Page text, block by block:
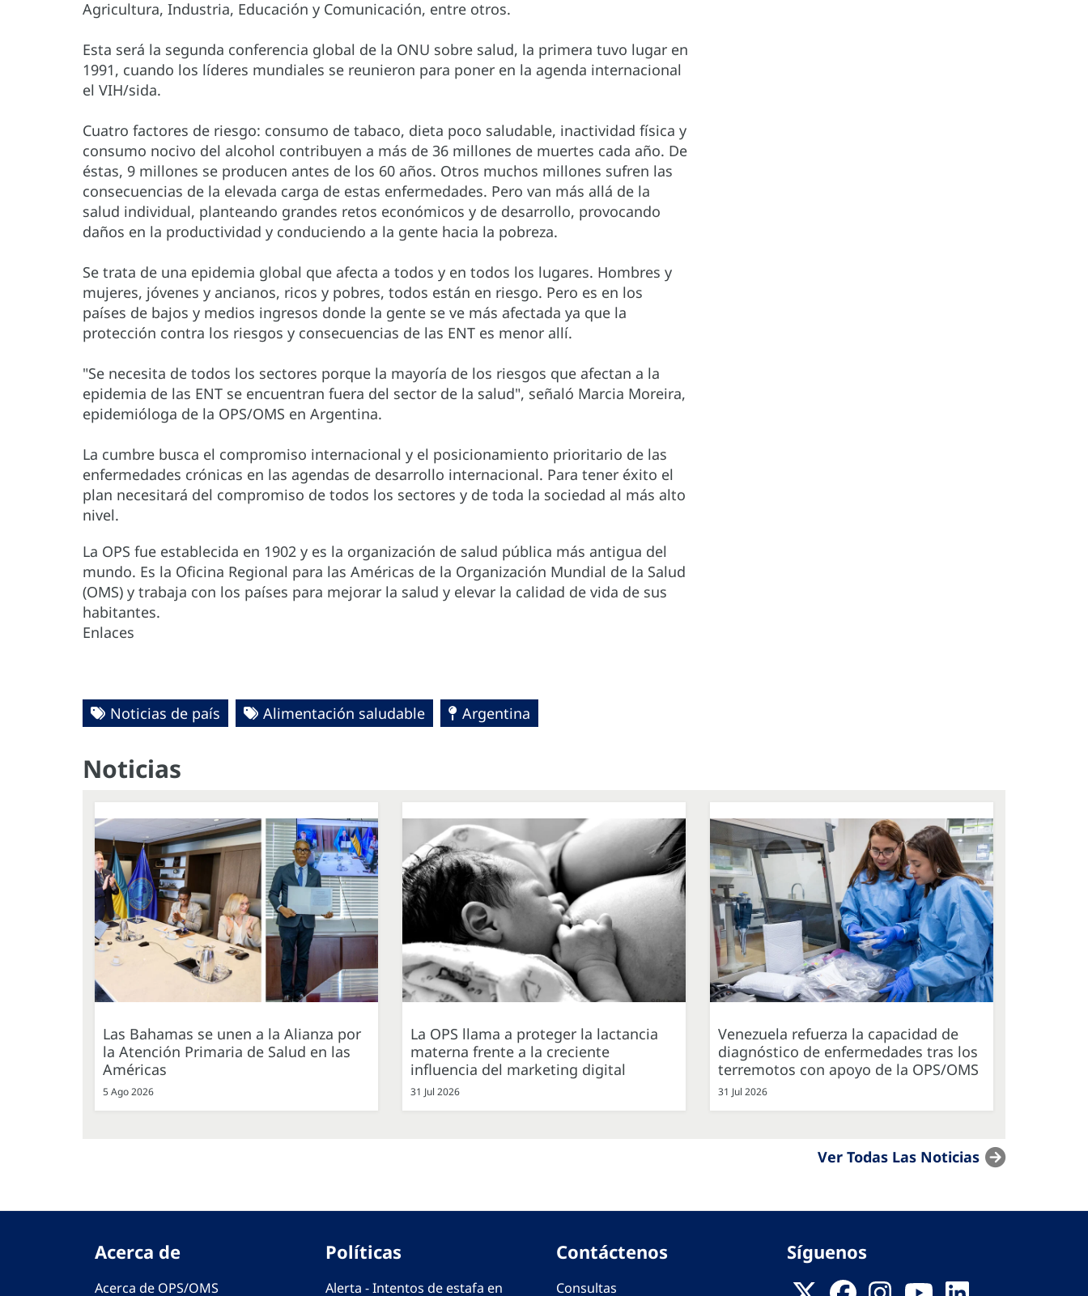
Agricultura, Industria, Educación y Comunicación, entre otros.
Esta será la segunda conferencia global de la ONU sobre salud, la primera tuvo lugar en
1991, cuando los líderes mundiales se reunieron para poner en la agenda internacional
el VIH/sida.
Cuatro factores de riesgo: consumo de tabaco, dieta poco saludable, inactividad física y
consumo nocivo del alcohol contribuyen a más de 36 millones de muertes cada año. De
éstas, 9 millones se producen antes de los 60 años. Otros muchos millones sufren las
consecuencias de la elevada carga de estas enfermedades. Pero van más allá de la
salud individual, planteando grandes retos económicos y de desarrollo, provocando
daños en la productividad y conduciendo a la gente hacia la pobreza.
Se trata de una epidemia global que afecta a todos y en todos los lugares. Hombres y
mujeres, jóvenes y ancianos, ricos y pobres, todos están en riesgo. Pero es en los
países de bajos y medios ingresos donde la gente se ve más afectada ya que la
protección contra los riesgos y consecuencias de las ENT es menor allí.
"Se necesita de todos los sectores porque la mayoría de los riesgos que afectan a la
epidemia de las ENT se encuentran fuera del sector de la salud", señaló Marcia Moreira,
epidemióloga de la OPS/OMS en Argentina.
La cumbre busca el compromiso internacional y el posicionamiento prioritario de las
enfermedades crónicas en las agendas de desarrollo internacional. Para tener éxito el
plan necesitará del compromiso de todos los sectores y de toda la sociedad al más alto
nivel.
La OPS fue establecida en 1902 y es la organización de salud pública más antigua del
mundo. Es la Oficina Regional para las Américas de la Organización Mundial de la Salud
(OMS) y trabaja con los países para mejorar la salud y elevar la calidad de vida de sus
habitantes.
Enlaces
Noticias de país Alimentación saludable Argentina
Noticias
Las Bahamas se unen a la Alianza por
la Atención Primaria de Salud en las
Américas
5 Ago 2026
La OPS llama a proteger la lactancia
materna frente a la creciente
influencia del marketing digital
31 Jul 2026
Venezuela refuerza la capacidad de
diagnóstico de enfermedades tras los
terremotos con apoyo de la OPS/OMS
31 Jul 2026
Ver Todas Las Noticias
Acerca de
Acerca de OPS/OMS
Políticas
Alerta - Intentos de estafa en
Contáctenos
Consultas
Síguenos